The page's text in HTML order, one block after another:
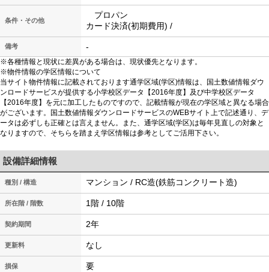
条件・その他
プロパン
カード決済(初期費用) /
備考 -
※各種情報と現状に差異がある場合は、現状優先となります。
※物件情報の学区情報について
当サイト物件情報に記載されております通学区域(学区)情報は、国土数値情報ダウ
ンロードサービスが提供する小学校区データ【2016年度】及び中学校区データ
【2016年度】を元に加工したものですので、記載情報が現在の学区域と異なる場合
がございます。国土数値情報ダウンロードサービスのWEBサイト上で記述通り、デ
ータは必ずしも正確とは言えません。また、通学区域(学区)は毎年見直しの対象と
なりますので、そちらを踏まえ学区情報は参考としてご活用下さい。
設備詳細情報
種別 / 構造 マンション / RC造(鉄筋コンクリート造)
所在階 / 階数 1階 / 10階
契約期間 2年
更新料 なし
損保 要